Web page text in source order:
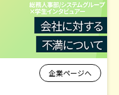
企業ページへ